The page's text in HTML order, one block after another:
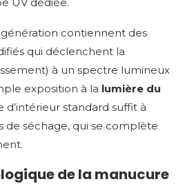
UV dédiée.
contiennent des
qui déclenchent la
à un spectre lumineux
exposition à la lumière du
d’intérieur standard suffit à
de séchage, qui se complète
de la manucure